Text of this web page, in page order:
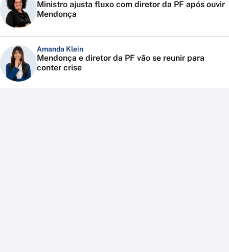
Ministro ajusta fluxo com diretor da PF após ouvir
Mendonça
Amanda Klein
Mendonça e diretor da PF vão se reunir para
conter crise